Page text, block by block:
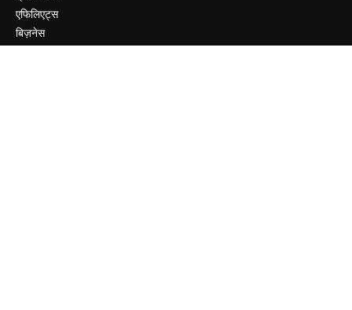
एफिलिएट्स
बिज़नेस